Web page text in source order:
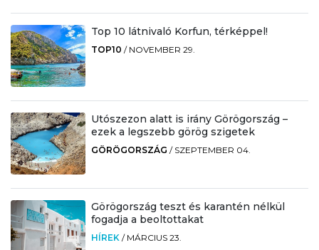
Top 10 látnivaló Korfun, térképpel!
TOP10 / NOVEMBER 29.
Utószezon alatt is irány Görögország –
ezek a legszebb görög szigetek
GÖRÖGORSZÁG / SZEPTEMBER 04.
Görögország teszt és karantén nélkül
fogadja a beoltottakat
HÍREK / MÁRCIUS 23.